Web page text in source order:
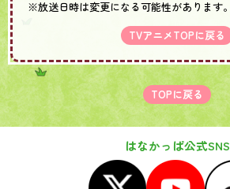
※放送日時は変更になる可能性があります。
TVアニメTOPに戻る
TOPに戻る
はなかっぱ公式SNS